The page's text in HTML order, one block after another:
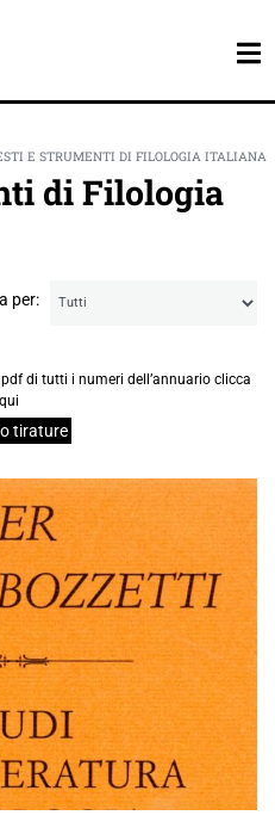
E STRUMENTI DI FILOLOGIA ITALIANA
di Filologia
per:
di tutti i numeri dell’annuario clicca
qui
tirature